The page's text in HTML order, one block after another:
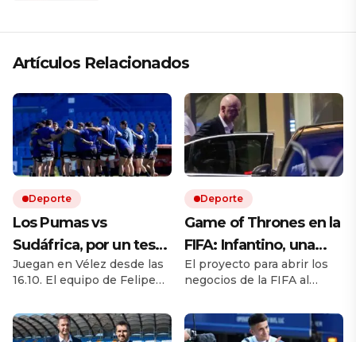
Artículos Relacionados
Deporte
Los Pumas vs
Sudáfrica, por un test
match EN VIVO: a qué
hora juegan,
formaciones y cómo
ver el partido
Juegan en Vélez desde las
16.10. El equipo de Felipe
cuatro debutantes. Por
ESPN y Disney +
Deporte
Game of Thrones en la
FIFA: Infantino, una
rebelión en marcha y
la batalla por el trono
El proyecto para abrir los
negocios de la FIFA al
fuerte disputa interna.
Europa cuestiona al